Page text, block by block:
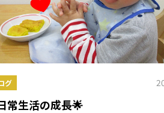
グ
常生活の成長🌟